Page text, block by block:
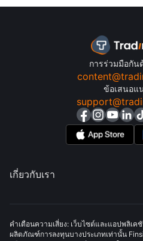
การร่วมมือกัน
ข้อเสนอแ
เกี่ยวกับเรา
คำเตือนความเสี่ยง: เว็บไซต์และแอปพลิเค
ผลิตภัณฑ์การลงทุนบางประเภทเท่านั้น